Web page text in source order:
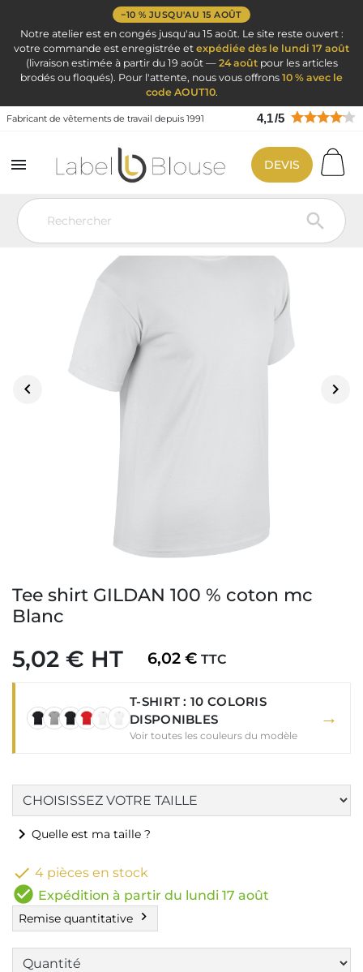
−10 % JUSQU'AU 15 AOÛT
Notre atelier est en congés jusqu'au 15 août. Le site reste ouvert :
votre commande est enregistrée et expédiée dès le lundi 17 août
(livraison estimée à partir du 19 août — 24 aoûtpour les articles
brodés ou floqués). Pour l'attente, nous vous offrons 10 % avec le
code AOUT10.
Fabricant de vêtements de travail depuis 1991 4,1/5


DEVIS
Vêtement de travail Vêtement de travail personnalisé
T Shirt
 
Tee shirt GILDAN 100 % coton mc
Blanc
5,02 € HT 6,02 € TTC
T-SHIRT : 10 COLORIS
DISPONIBLES
Voir toutes les couleurs du modèle
→
chevron_right Quelle est ma taille ?
 4 pièces en stock
check_circle Expédition à partir du lundi 17 août
Remise quantitative chevron_right